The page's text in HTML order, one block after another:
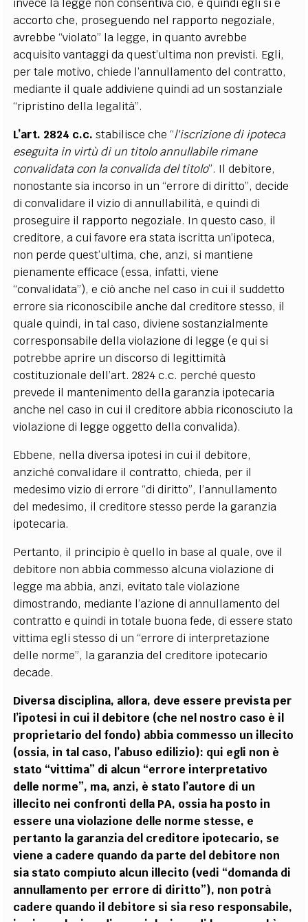
invece la legge non consentiva ciò, e quindi egli si è
accorto che, proseguendo nel rapporto negoziale,
avrebbe “violato” la legge, in quanto avrebbe
acquisito vantaggi da quest’ultima non previsti. Egli,
per tale motivo, chiede l’annullamento del contratto,
mediante il quale addiviene quindi ad un sostanziale
“ripristino della legalità”.
L’art. 2824 c.c. stabilisce che “l'iscrizione di ipoteca
eseguita in virtù di un titolo annullabile rimane
convalidata con la convalida del titolo”. Il debitore,
nonostante sia incorso in un “errore di diritto”, decide
di convalidare il vizio di annullabilità, e quindi di
proseguire il rapporto negoziale. In questo caso, il
creditore, a cui favore era stata iscritta un’ipoteca,
non perde quest’ultima, che, anzi, si mantiene
pienamente efficace (essa, infatti, viene
“convalidata”), e ciò anche nel caso in cui il suddetto
errore sia riconoscibile anche dal creditore stesso, il
quale quindi, in tal caso, diviene sostanzialmente
corresponsabile della violazione di legge (e qui si
potrebbe aprire un discorso di legittimità
costituzionale dell’art. 2824 c.c. perché questo
prevede il mantenimento della garanzia ipotecaria
anche nel caso in cui il creditore abbia riconosciuto la
violazione di legge oggetto della convalida).
Ebbene, nella diversa ipotesi in cui il debitore,
anziché convalidare il contratto, chieda, per il
medesimo vizio di errore “di diritto”, l’annullamento
del medesimo, il creditore stesso perde la garanzia
ipotecaria.
Pertanto, il principio è quello in base al quale, ove il
debitore non abbia commesso alcuna violazione di
legge ma abbia, anzi, evitato tale violazione
dimostrando, mediante l’azione di annullamento del
contratto e quindi in totale buona fede, di essere stato
vittima egli stesso di un “errore di interpretazione
delle norme”, la garanzia del creditore ipotecario
decade.
Diversa disciplina, allora, deve essere prevista per
l’ipotesi in cui il debitore (che nel nostro caso è il
proprietario del fondo) abbia commesso un illecito
(ossia, in tal caso, l’abuso edilizio): qui egli non è
stato “vittima” di alcun “errore interpretativo
delle norme”, ma, anzi, è stato l’autore di un
illecito nei confronti della PA, ossia ha posto in
essere una violazione delle norme stesse, e
pertanto la garanzia del creditore ipotecario, se
viene a cadere quando da parte del debitore non
sia stato compiuto alcun illecito (vedi “domanda di
annullamento per errore di diritto”), non potrà
cadere quando il debitore si sia reso responsabile,